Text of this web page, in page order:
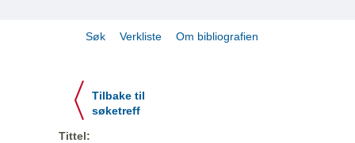
Søk Verkliste Om bibliografien
Tilbake til
søketreff
Tittel: